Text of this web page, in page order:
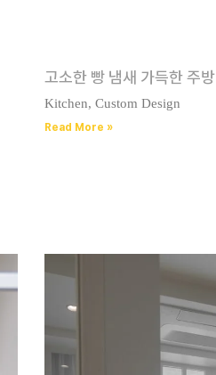
고소한 빵 냄새 가득한 주방
Kitchen, Custom Design
Read More »